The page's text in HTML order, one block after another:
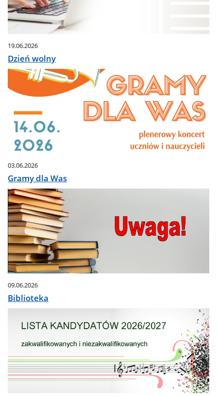
19.06.2026
Dzień wolny
03.06.2026
Gramy dla Was
09.06.2026
Biblioteka